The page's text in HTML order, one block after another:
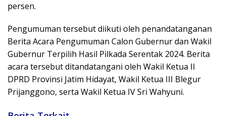
persen.
Pengumuman tersebut diikuti oleh penandatanganan
Berita Acara Pengumuman Calon Gubernur dan Wakil
Gubernur Terpilih Hasil Pilkada Serentak 2024. Berita
acara tersebut ditandatangani oleh Wakil Ketua II
DPRD Provinsi Jatim Hidayat, Wakil Ketua III Blegur
Prijanggono, serta Wakil Ketua IV Sri Wahyuni.